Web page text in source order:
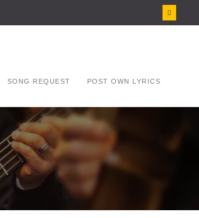
SONG REQUEST POST OWN LYRICS